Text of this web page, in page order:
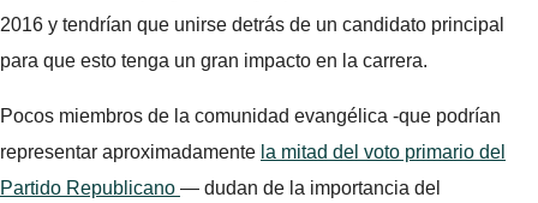
2016 y tendrían que unirse detrás de un candidato principal
para que esto tenga un gran impacto en la carrera.
Pocos miembros de la comunidad evangélica -que podrían
representar aproximadamente la mitad del voto primario del
Partido Republicano — dudan de la importancia del